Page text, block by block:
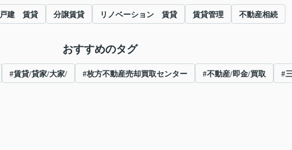
戸建 賃貸 分譲賃貸 リノベーション 賃貸 賃貸管理 不動産相続
おすすめのタグ
#賃貸/貸家/大家/ #枚方不動産売却買取センター #不動産/即金/買取 #